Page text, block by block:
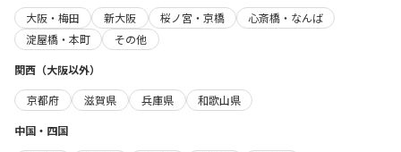
大阪・梅田
新大阪 桜ノ宮・京橋
心斎橋・なんば
淀屋橋・本町
その他
関西（大阪以外）
京都府
滋賀県 兵庫県
和歌山県
中国・四国